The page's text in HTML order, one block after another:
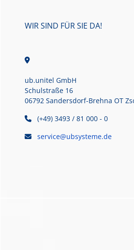
WIR SIND FÜR SIE DA!
ub.unitel GmbH
Schulstraße 16
06792 Sandersdorf-Brehna OT
(+49) 3493 / 81 000 - 0
service@ubsysteme.de